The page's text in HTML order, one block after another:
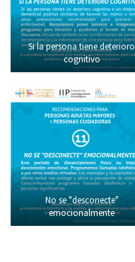
Si la persona tiene deterioro
cognitivo
No se "desconecte"
emocionalmente